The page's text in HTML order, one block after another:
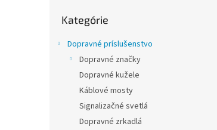
kategórie
Kategórie
Dopravné príslušenstvo
Dopravné značky
Dopravné kužele
Káblové mosty
Signalizačné svetlá
Dopravné zrkadlá